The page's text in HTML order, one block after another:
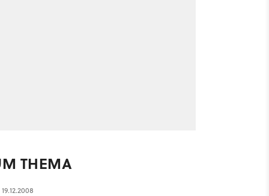
THEMA
19.12.2008